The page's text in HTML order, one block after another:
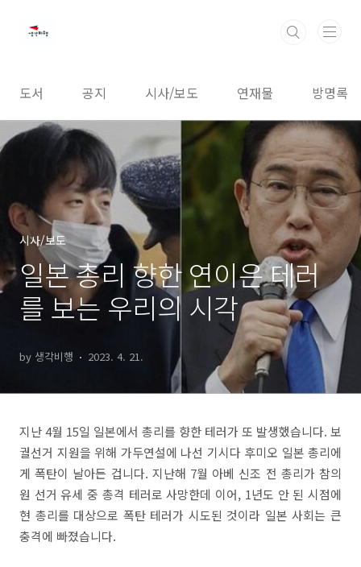
도서 공지 시사/보도 연재물 방명록
시사/보도
일본 총리 향한 연이은 테러
를 보는 우리의 시각
by 생각비행 2023. 4. 21.
지난 4월 15일 일본에서 총리를 향한 테러가 또 발생했습니다. 보
궐선거 지원을 위해 가두연설에 나선 기시다 후미오 일본 총리에
게 폭탄이 날아든 겁니다. 지난해 7월 아베 신조 전 총리가 참의
원 선거 유세 중 총격 테러로 사망한데 이어, 1년도 안 된 시점에
현 총리를 대상으로 폭탄 테러가 시도된 것이라 일본 사회는 큰
충격에 빠졌습니다.